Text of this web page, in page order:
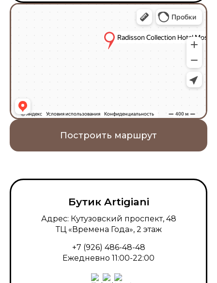
Построить маршрут
Бутик Artigiani
Адрес: Кутузовский проспект, 48
ТЦ «Времена Года», 2 этаж
+7 (926) 486-48-48
Ежедневно 11:00-22:00